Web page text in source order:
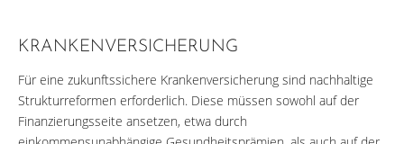
KRANKENVERSICHERUNG
Für eine zukunftssichere Krankenversicherung sind nachhaltige
Strukturreformen erforderlich. Diese müssen sowohl auf der
Finanzierungsseite ansetzen, etwa durch